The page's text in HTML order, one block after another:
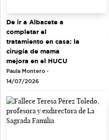
De ir a Albacete a
completar el
tratamiento en casa: la
cirugía de mama
mejora en el HUCU
Paula Montero -
14/07/2026